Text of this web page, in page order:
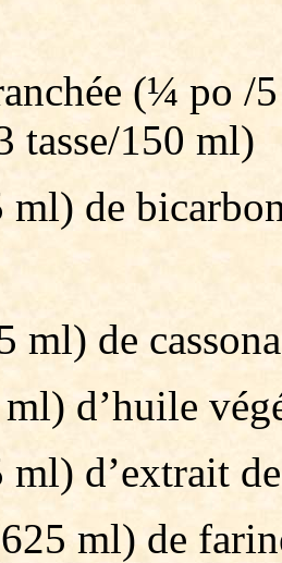
(¼ po /
tasse/150 ml)
ml) de
ml) de
d’huile
ml) d’extrait
ml) de